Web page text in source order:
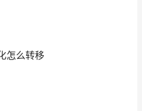
怎么转移